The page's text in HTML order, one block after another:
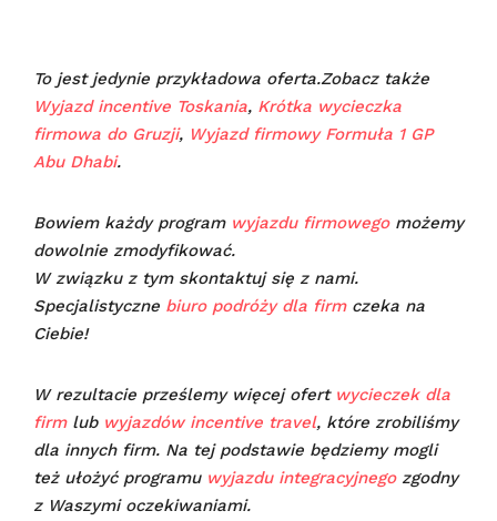
To jest jedynie przykładowa oferta.Zobacz także
Wyjazd incentive Toskania, Krótka wycieczka
firmowa do Gruzji, Wyjazd firmowy Formuła 1 GP
Abu Dhabi.
Bowiem każdy program wyjazdu firmowegomożemy
dowolnie zmodyfikować.
W związku z tym skontaktuj się z nami.
Specjalistyczne biuro podróży dla firmczeka na
Ciebie!
W rezultacie prześlemy więcej ofert wycieczek dla
firmlub wyjazdów incentive travel, które zrobiliśmy
dla innych firm. Na tej podstawie będziemy mogli
też ułożyć programu wyjazdu integracyjnegozgodny
z Waszymi oczekiwaniami.